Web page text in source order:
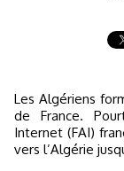
Les Algériens forment la première communauté maghrébine
de France.
Internet (FAI)
vers l’Algérie